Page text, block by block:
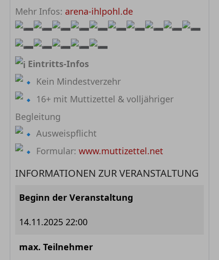
Mehr Infos: arena-ihlpohl.de
Eintritts-Infos
Kein Mindestverzehr
16+ mit Muttizettel & volljähriger
Begleitung
Ausweispflicht
Formular: www.muttizettel.net
INFORMATIONEN ZUR VERANSTALTUNG
Beginn der Veranstaltung
14.11.2025 22:00
max. Teilnehmer